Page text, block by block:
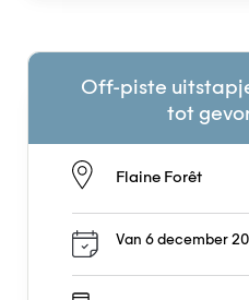
Off-piste
tot
Flaine Forêt
Van 6 december